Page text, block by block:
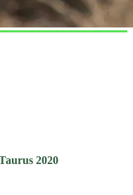
2020